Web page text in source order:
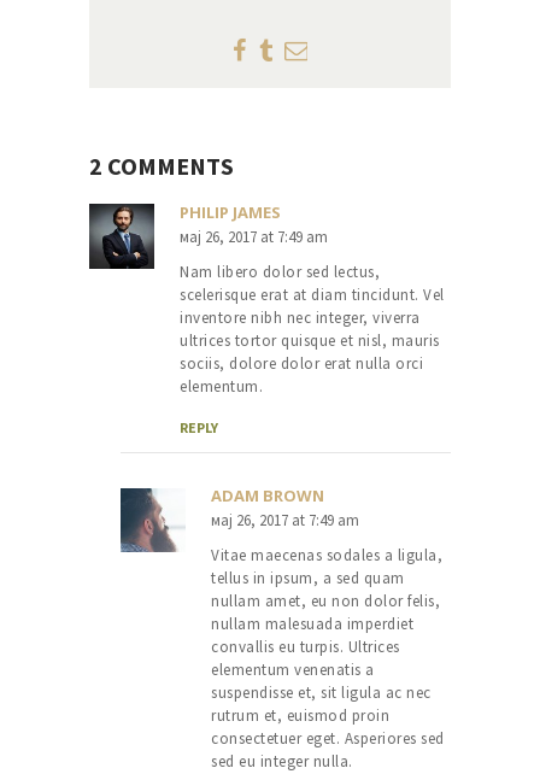
2 COMMENTS
PHILIP JAMES
мај 26, 2017 at 7:49 am
Nam libero dolor sed lectus,
scelerisque erat at diam tincidunt. Vel
inventore nibh nec integer, viverra
ultrices tortor quisque et nisl, mauris
sociis, dolore dolor erat nulla orci
elementum.
REPLY
ADAM BROWN
мај 26, 2017 at 7:49 am
Vitae maecenas sodales a ligula,
tellus in ipsum, a sed quam
nullam amet, eu non dolor felis,
nullam malesuada imperdiet
convallis eu turpis. Ultrices
elementum venenatis a
suspendisse et, sit ligula ac nec
rutrum et, euismod proin
consectetuer eget. Asperiores sed
sed eu integer nulla.